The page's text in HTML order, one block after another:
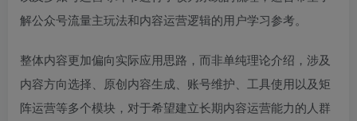
解公众号流量主玩法和内容运营逻辑的用户学习参考。
整体内容更加偏向实际应用思路，而非单纯理论介绍，涉及
内容方向选择、原创内容生成、账号维护、工具使用以及矩
阵运营等多个模块，对于希望建立长期内容运营能力的人群